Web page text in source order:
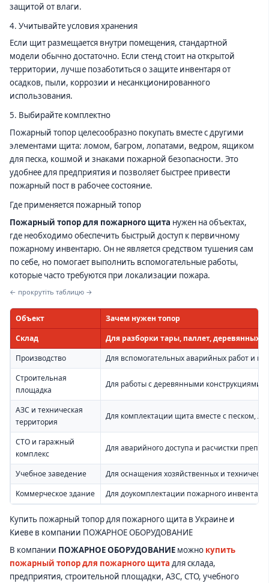
защитой от влаги.
4. Учитывайте условия хранения
Если щит размещается внутри помещения, стандартной
модели обычно достаточно. Если стенд стоит на открытой
территории, лучше позаботиться о защите инвентаря от
осадков, пыли, коррозии и несанкционированного
использования.
5. Выбирайте комплектно
Пожарный топор целесообразно покупать вместе с другими
элементами щита: ломом, багром, лопатами, ведром, ящиком
для песка, кошмой и знаками пожарной безопасности. Это
удобнее для предприятия и позволяет быстрее привести
пожарный пост в рабочее состояние.
Где применяется пожарный топор
Пожарный топор для пожарного щита нужен на объектах,
где необходимо обеспечить быстрый доступ к первичному
пожарному инвентарю. Он не является средством тушения сам
по себе, но помогает выполнить вспомогательные работы,
которые часто требуются при локализации пожара.
← прокрутіть таблицю →
Объект
Зачем нужен топор
Склад
Для разборки тары, паллет, деревянных
Производство
Для вспомогательных аварийных работ и
Строительная
площадка
Для работы с деревянными
АЗС и техническая
территория
Для комплектации щита вместе с песком,
СТО и гаражный
комплекс
Для аварийного доступа и расчистки
Учебное заведение
Для оснащения хозяйственных и
Коммерческое здание
Для доукомплектации пожарного инвентаря
Купить пожарный топор для пожарного щита в Украине и
Киеве в компании ПОЖАРНОЕ ОБОРУДОВАНИЕ
В компании ПОЖАРНОЕ ОБОРУДОВАНИЕ можно купить
пожарный топор для пожарного щита для склада,
предприятия, строительной площадки, АЗС, СТО, учебного